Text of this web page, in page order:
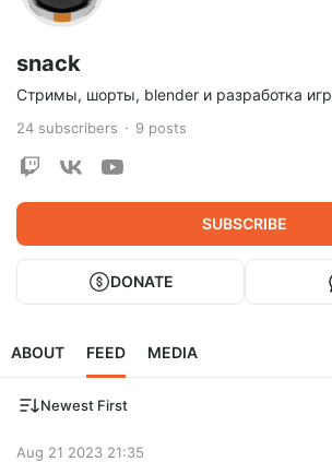
snack
Стримы, шорты, blender и разработка игр
24 subscribers 9 posts
SUBSCRIBE
DONATE
ABOUT FEED MEDIA
Newest First
Aug 21 2023 21:35